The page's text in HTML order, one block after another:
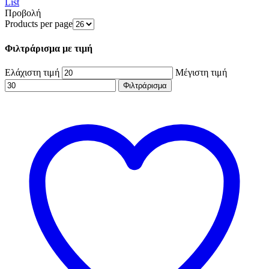
List
Προβολή
Products per page
Φιλτράρισμα με τιμή
Ελάχιστη τιμή Μέγιστη τιμή
Φιλτράρισμα